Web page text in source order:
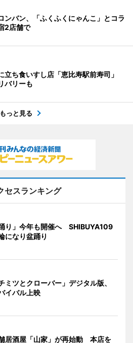
ンバン、「ふくふくにゃんこ」とコラ
2店舗で
立ち食いすし店「恵比寿駅前寿司」
バリーも
もっと見る
セスランキング
踊り」今年も開催へ SHIBUYA109
になり盆踊り
ミツとクローバー」デジタル版、
イバル上映
居酒屋「山家」が再始動 本店を